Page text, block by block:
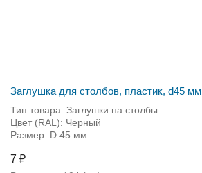
Заглушка для столбов, пластик, d45 мм
Тип товара: Заглушки на столбы
Цвет (RAL): Черный
Размер: D 45 мм
7 ₽